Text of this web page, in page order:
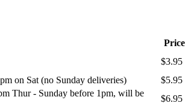
Price
$3.95
on Sat (no Sunday deliveries)
$5.95
Thur - Sunday before 1pm, will be
$6.95